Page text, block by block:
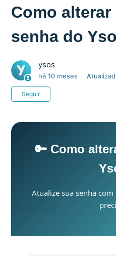
Como alterar
senha do
ysos
há 10 meses
Seguir
🔑 Como
Atualize sua senha